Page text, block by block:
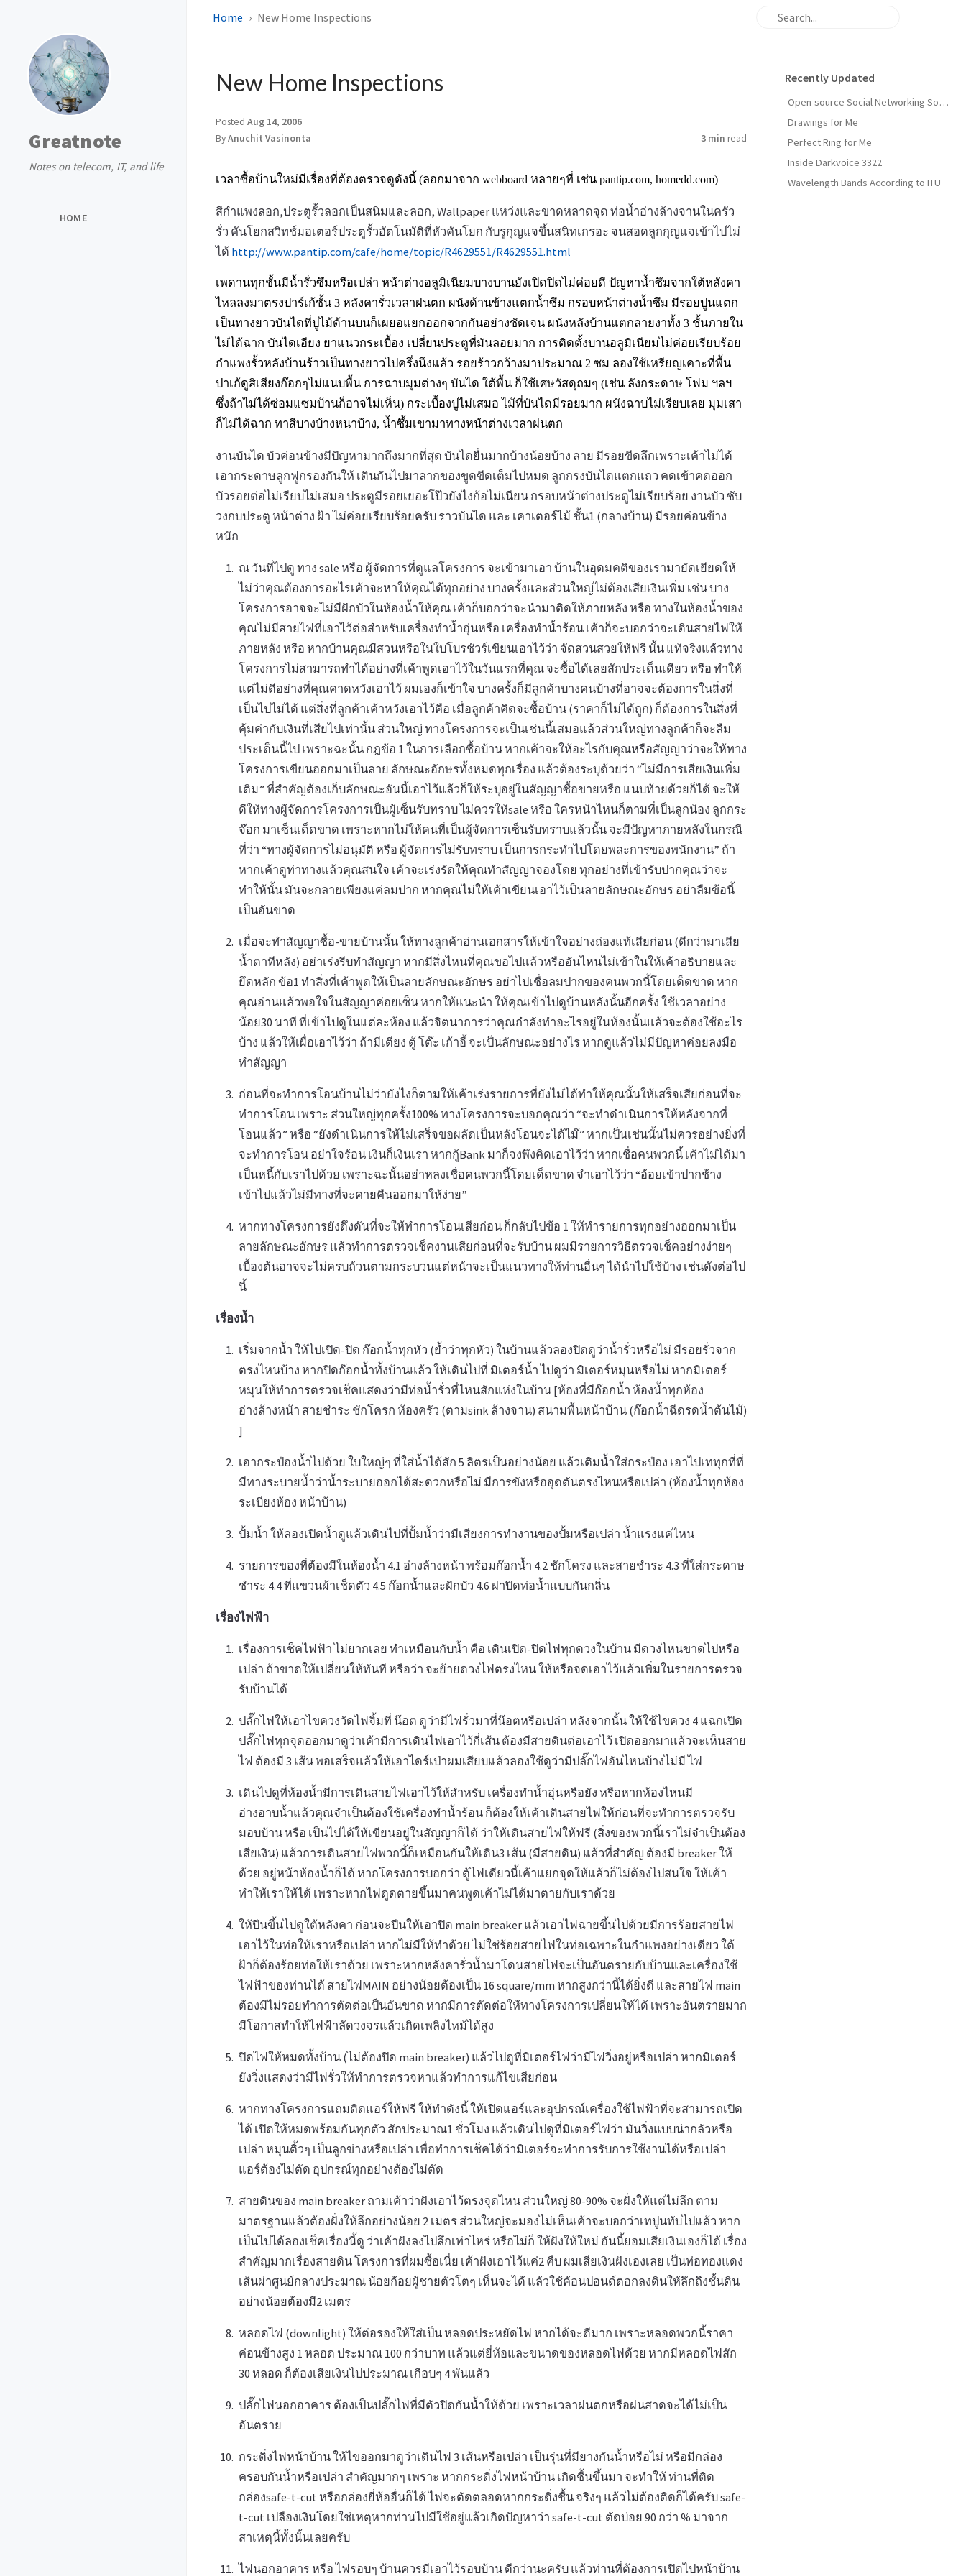
Greatnote
Notes on telecom, IT, and life
HOME
Home New Home Inspections
New Home Inspections
Posted Aug 14, 2006
ByAnuchit Vasinonta 3 min read
เวลาซื้อบ้านใหม่มีเรื่องที่ต้องตรวจดูดังนี้ (ลอกมาจาก webboard หลายๆที่ เช่น pantip.com, homedd.com)
สีกำแพงลอก,ประตูรั้วลอกเป็นสนิมและลอก, Wallpaper แหว่งและขาดหลาดจุด ท่อน้ำอ่างล้างจานในครัว
รั่ว คันโยกสวิทช์มอเตอร์ประตูรั้วอัตโนมัติที่หัวคันโยก กับรูกุญแจขึ้นสนิทเกรอะ จนสอดลูกกุญแจเข้าไปไม่
ได้ http://www.pantip.com/cafe/home/topic/R4629551/R4629551.html
เพดานทุกชั้นมีน้ำรั่วซึมหรือเปล่า หน้าต่างอลูมิเนียมบางบานยังเปิดปิดไม่ค่อยดี ปัญหาน้ำซึมจากใต้หลังคา
ไหลลงมาตรงปาร์เก้ชั้น 3 หลังคารั่วเวลาฝนตก ผนังด้านข้างแตกน้ำซึม กรอบหน้าต่างน้ำซึม มีรอยปูนแตก
เป็นทางยาวบันไดที่ปูไม้ด้านบนก็เผยอแยกออกจากกันอย่างชัดเจน ผนังหลังบ้านแตกลายงาทั้ง 3 ชั้นภายใน
ไม่ได้ฉาก บันไดเอียง ยาแนวกระเบื้อง เปลี่ยนประตูที่มันลอยมาก การติดตั้งบานอลูมิเนียมไม่ค่อยเรียบร้อย
กำแพงรั้วหลังบ้านร้าวเป็นทางยาวไปครึ่งนึงแล้ว รอยร้าวกว้างมาประมาณ 2 ซม ลองใช้เหรียญเคาะที่พื้น
ปาเก้ดูสิเสียงก๊อกๆไม่แนบพื้น การฉาบมุมต่างๆ บันได ใต้พื้น ก็ใช้เศษวัสดุถมๆ (เช่น ลังกระดาษ โฟม ฯลฯ
ซึ่งถ้าไม่ได้ซ่อมแซมบ้านก็อาจไม่เห็น) กระเบื้องปูไม่เสมอ ไม้ที่บันไดมีรอยมาก ผนังฉาบไม่เรียบเลย มุมเสา
ก็ไม่ได้ฉาก ทาสีบางบ้างหนาบ้าง, น้ำซึ้มเขามาทางหน้าต่างเวลาฝนตก
งานบันได บัวค่อนข้างมีปัญหามากถึงมากที่สุด บันไดยื่นมากบ้างน้อยบ้าง ลาย มีรอยขีดลึกเพราะเค้าไม่ได้
เอากระดาษลูกฟูกรองกันให้ เดินกันไปมาลากของขูดขีดเต็มไปหมด ลูกกรงบันไดแตกแถว คดเข้าคดออก
บัวรอยต่อไม่เรียบไม่เสมอ ประตูมีรอยเยอะโป๊วยังไงก้อไม่เนียน กรอบหน้าต่างประตูไม่เรียบร้อย งานบัว ซับ
วงกบประตู หน้าต่าง ฝ้า ไม่ค่อยเรียบร้อยครับ ราวบันได และ เคาเตอร์ไม้ ชั้น1 (กลางบ้าน) มีรอยค่อนข้าง
หนัก
ณ วันที่ไปดู ทาง sale หรือ ผู้จัดการที่ดูแลโครงการ จะเข้ามาเอา บ้านในอุดมคติของเรามายัดเยียดให้
ไม่ว่าคุณต้องการอะไรเค้าจะหาให้คุณได้ทุกอย่าง บางครั้งและส่วนใหญ่ไม่ต้องเสียเงินเพิ่ม เช่น บาง
โครงการอาจจะไม่มีฝักบัวในห้องน้ำให้คุณ เค้าก็บอกว่าจะนำมาติดให้ภายหลัง หรือ ทางในห้องน้ำของ
คุณไม่มีสายไฟที่เอาไว้ต่อสำหรับเครื่องทำน้ำอุ่นหรือ เครื่องทำน้ำร้อน เค้าก็จะบอกว่าจะเดินสายไฟให้
ภายหลัง หรือ หากบ้านคุณมีสวนหรือในใบโบรชัวร์เขียนเอาไว้ว่า จัดสวนสวยให้ฟรี นั้น แท้จริงแล้วทาง
โครงการไม่สามารถทำได้อย่างที่เค้าพูดเอาไว้ในวันแรกที่คุณ จะซื้อได้เลยสักประเด็นเดียว หรือ ทำให้
แต่ไม่ดีอย่างที่คุณคาดหวังเอาไว้ ผมเองก็เข้าใจ บางครั้งก็มีลูกค้าบางคนบ้างที่อาจจะต้องการในสิ่งที่
เป็นไปไม่ได้ แต่สิ่งที่ลูกค้าเค้าหวังเอาไว้คือ เมื่อลูกค้าคิดจะซื้อบ้าน (ราคาก็ไม่ได้ถูก) ก็ต้องการในสิ่งที่
คุ้มค่ากับเงินที่เสียไปเท่านั้น ส่วนใหญ่ ทางโครงการจะเป็นเช่นนี้เสมอแล้วส่วนใหญ่ทางลูกค้าก็จะลืม
ประเด็นนี้ไป เพราะฉะนั้น กฎข้อ 1 ในการเลือกซื้อบ้าน หากเค้าจะให้อะไรกับคุณหรือสัญญาว่าจะให้ทาง
โครงการเขียนออกมาเป็นลาย ลักษณะอักษรทั้งหมดทุกเรื่อง แล้วต้องระบุด้วยว่า “ไม่มีการเสียเงินเพิ่ม
เติม” ที่สำคัญต้องเก็บลักษณะอันนี้เอาไว้แล้วก็ให้ระบุอยู่ในสัญญาซื้อขายหรือ แนบท้ายด้วยก็ได้ จะให้
ดีให้ทางผู้จัดการโครงการเป็นผู้เซ็นรับทราบ ไม่ควรให้sale หรือ ใครหน้าไหนก็ตามที่เป็นลูกน้อง ลูกกระ
จ๊อก มาเซ็นเด็ดขาด เพราะหากไม่ให้คนที่เป็นผู้จัดการเซ็นรับทราบแล้วนั้น จะมีปัญหาภายหลังในกรณี
ที่ว่า “ทางผู้จัดการไม่อนุมัติ หรือ ผู้จัดการไม่รับทราบ เป็นการกระทำไปโดยพละการของพนักงาน” ถ้า
หากเค้าดูท่าทางแล้วคุณสนใจ เค้าจะเร่งรัดให้คุณทำสัญญาจองโดย ทุกอย่างที่เข้ารับปากคุณว่าจะ
ทำให้นั้น มันจะกลายเพียงแค่ลมปาก หากคุณไม่ให้เค้าเขียนเอาไว้เป็นลายลักษณะอักษร อย่าลืมข้อนี้
เป็นอันขาด
เมื่อจะทำสัญญาซื้อ-ขายบ้านนั้น ให้ทางลูกค้าอ่านเอกสารให้เข้าใจอย่างถ่องแท้เสียก่อน (ดีกว่ามาเสีย
น้ำตาทีหลัง) อย่าเร่งรีบทำสัญญา หากมีสิ่งไหนที่คุณขอไปแล้วหรืออันไหนไม่เข้าในให้เค้าอธิบายและ
ยึดหลัก ข้อ1 ทำสิ่งที่เค้าพูดให้เป็นลายลักษณะอักษร อย่าไปเชื่อลมปากของคนพวกนี้โดยเด็ดขาด หาก
คุณอ่านแล้วพอใจในสัญญาค่อยเซ็น หากให้แนะนำ ให้คุณเข้าไปดูบ้านหลังนั้นอีกครั้ง ใช้เวลาอย่าง
น้อย30 นาที ที่เข้าไปดูในแต่ละห้อง แล้วจิตนาการว่าคุณกำลังทำอะไรอยู่ในห้องนั้นแล้วจะต้องใช้อะไร
บ้าง แล้วให้เผื่อเอาไว้ว่า ถ้ามีเตียง ตู้ โต๊ะ เก้าอี้ จะเป็นลักษณะอย่างไร หากดูแล้วไม่มีปัญหาค่อยลงมือ
ทำสัญญา
ก่อนที่จะทำการโอนบ้านไม่ว่ายังไงก็ตามให้เค้าเร่งรายการที่ยังไม่ได้ทำให้คุณนั้นให้เสร็จเสียก่อนที่จะ
ทำการโอน เพราะ ส่วนใหญ่ทุกครั้ง100% ทางโครงการจะบอกคุณว่า “จะทำดำเนินการให้หลังจากที่
โอนแล้ว” หรือ “ยังดำเนินการให้ไม่เสร็จขอผลัดเป็นหลังโอนจะได้ไม๊” หากเป็นเช่นนั้นไม่ควรอย่างยิ่งที่
จะทำการโอน อย่าใจร้อน เงินก็เงินเรา หากกู้Bank มาก็จงพึงคิดเอาไว้ว่า หากเชื่อคนพวกนี้ เค้าไม่ได้มา
เป็นหนี้กับเราไปด้วย เพราะฉะนั้นอย่าหลงเชื่อคนพวกนี้โดยเด็ดขาด จำเอาไว้ว่า “อ้อยเข้าปากช้าง
เข้าไปแล้วไม่มีทางที่จะคายคืนออกมาให้ง่าย”
หากทางโครงการยังดึงดันที่จะให้ทำการโอนเสียก่อน ก็กลับไปข้อ 1 ให้ทำรายการทุกอย่างออกมาเป็น
ลายลักษณะอักษร แล้วทำการตรวจเช็คงานเสียก่อนที่จะรับบ้าน ผมมีรายการวิธีตรวจเช็คอย่างง่ายๆ
เบื้องต้นอาจจะไม่ครบถ้วนตามกระบวนแต่หน้าจะเป็นแนวทางให้ท่านอื่นๆ ได้นำไปใช้บ้าง เช่นดังต่อไป
นี้
เรื่องน้ำ
เริ่มจากน้ำ ให้ไปเปิด-ปิด ก๊อกน้ำทุกหัว (ย้ำว่าทุกหัว) ในบ้านแล้วลองปิดดูว่าน้ำรั่วหรือไม่ มีรอยรั่วจาก
ตรงไหนบ้าง หากปิดก๊อกน้ำทั้งบ้านแล้ว ให้เดินไปที่ มิเตอร์น้ำ ไปดูว่า มิเตอร์หมุนหรือไม่ หากมิเตอร์
หมุนให้ทำการตรวจเช็คแสดงว่ามีท่อน้ำรั่วที่ไหนสักแห่งในบ้าน [ห้องที่มีก๊อกน้ำ ห้องน้ำทุกห้อง
อ่างล้างหน้า สายชำระ ชักโครก ห้องครัว (ตามsink ล้างจาน) สนามพื้นหน้าบ้าน (ก๊อกน้ำฉีดรดน้ำต้นไม้)
]
เอากระป๋องน้ำไปด้วย ใบใหญ่ๆ ที่ใส่น้ำได้สัก 5 ลิตรเป็นอย่างน้อย แล้วเติมน้ำใส่กระป๋อง เอาไปเททุกที่ที่
มีทางระบายน้ำว่าน้ำระบายออกได้สะดวกหรือไม่ มีการขังหรืออุดตันตรงไหนหรือเปล่า (ห้องน้ำทุกห้อง
ระเบียงห้อง หน้าบ้าน)
ปั้มน้ำ ให้ลองเปิดน้ำดูแล้วเดินไปที่ปั้มน้ำว่ามีเสียงการทำงานของปั้มหรือเปล่า น้ำแรงแค่ไหน
รายการของที่ต้องมีในห้องน้ำ 4.1 อ่างล้างหน้า พร้อมก๊อกน้ำ 4.2 ชักโครง และสายชำระ 4.3 ที่ใส่กระดาษ
ชำระ 4.4 ที่แขวนผ้าเช็ดตัว 4.5 ก๊อกน้ำและฝักบัว 4.6 ฝาปิดท่อน้ำแบบกันกลิ่น
เรื่องไฟฟ้า
เรื่องการเช็คไฟฟ้า ไม่ยากเลย ทำเหมือนกับน้ำ คือ เดินเปิด-ปิดไฟทุกดวงในบ้าน มีดวงไหนขาดไปหรือ
เปล่า ถ้าขาดให้เปลี่ยนให้ทันที หรือว่า จะย้ายดวงไฟตรงไหน ให้หรือจดเอาไว้แล้วเพิ่มในรายการตรวจ
รับบ้านได้
ปลั๊กไฟให้เอาไขควงวัดไฟจิ้มที่ น๊อต ดูว่ามีไฟรั่วมาที่น๊อตหรือเปล่า หลังจากนั้น ให้ใช้ไขควง 4 แฉกเปิด
ปลั๊กไฟทุกจุดออกมาดูว่าเค้ามีการเดินไฟเอาไว้กี่เส้น ต้องมีสายดินต่อเอาไว้ เปิดออกมาแล้วจะเห็นสาย
ไฟ ต้องมี 3 เส้น พอเสร็จแล้วให้เอาไดร์เป่าผมเสียบแล้วลองใช้ดูว่ามีปลั๊กไฟอันไหนบ้างไม่มี ไฟ
เดินไปดูที่ห้องน้ำมีการเดินสายไฟเอาไว้ให้สำหรับ เครื่องทำน้ำอุ่นหรือยัง หรือหากห้องไหนมี
อ่างอาบน้ำแล้วคุณจำเป็นต้องใช้เครื่องทำน้ำร้อน ก็ต้องให้เค้าเดินสายไฟให้ก่อนที่จะทำการตรวจรับ
มอบบ้าน หรือ เป็นไปได้ให้เขียนอยู่ในสัญญาก็ได้ ว่าให้เดินสายไฟให้ฟรี (สิ่งของพวกนี้เราไม่จำเป็นต้อง
เสียเงิน) แล้วการเดินสายไฟพวกนี้ก็เหมือนกันให้เดิน3 เส้น (มีสายดิน) แล้วที่สำคัญ ต้องมี breaker ให้
ด้วย อยู่หน้าห้องน้ำก็ได้ หากโครงการบอกว่า ตู้ไฟเดียวนี้เค้าแยกจุดให้แล้วก็ไม่ต้องไปสนใจ ให้เค้า
ทำให้เราให้ได้ เพราะหากไฟดูดตายขึ้นมาคนพูดเค้าไม่ได้มาตายกับเราด้วย
ให้ปีนขึ้นไปดูใต้หลังคา ก่อนจะปีนให้เอาปิด main breaker แล้วเอาไฟฉายขึ้นไปด้วยมีการร้อยสายไฟ
เอาไว้ในท่อให้เราหรือเปล่า หากไม่มีให้ทำด้วย ไม่ใช่ร้อยสายไฟในท่อเฉพาะในกำแพงอย่างเดียว ใต้
ฝ้าก็ต้องร้อยท่อให้เราด้วย เพราะหากหลังคารั่วน้ำมาโดนสายไฟจะเป็นอันตรายกับบ้านและเครื่องใช้
ไฟฟ้าของท่านได้ สายไฟMAIN อย่างน้อยต้องเป็น 16 square/mm หากสูงกว่านี้ได้ยิ่งดี และสายไฟ main
ต้องมีไม่รอยทำการตัดต่อเป็นอันขาด หากมีการตัดต่อให้ทางโครงการเปลี่ยนให้ได้ เพราะอันตรายมาก
มีโอกาสทำให้ไฟฟ้าลัดวงจรแล้วเกิดเพลิงไหม้ได้สูง
ปิดไฟให้หมดทั้งบ้าน (ไม่ต้องปิด main breaker) แล้วไปดูที่มิเตอร์ไฟว่ามีไฟวิ่งอยู่หรือเปล่า หากมิเตอร์
ยังวิ่งแสดงว่ามีไฟรั่วให้ทำการตรวจหาแล้วทำการแก้ไขเสียก่อน
หากทางโครงการแถมติดแอร์ให้ฟรี ให้ทำดังนี้ ให้เปิดแอร์และอุปกรณ์เครื่องใช้ไฟฟ้าที่จะสามารถเปิด
ได้ เปิดให้หมดพร้อมกันทุกตัว สักประมาณ1 ชั่วโมง แล้วเดินไปดูที่มิเตอร์ไฟว่า มันวิ่งแบบน่ากลัวหรือ
เปล่า หมุนติ้วๆ เป็นลูกข่างหรือเปล่า เพื่อทำการเช็คได้ว่ามิเตอร์จะทำการรับการใช้งานได้หรือเปล่า
แอร์ต้องไม่ตัด อุปกรณ์ทุกอย่างต้องไม่ตัด
สายดินของ main breaker ถามเค้าว่าฝังเอาไว้ตรงจุดไหน ส่วนใหญ่ 80-90% จะฝั่งให้แต่ไม่ลึก ตาม
มาตรฐานแล้วต้องฝั่งให้ลึกอย่างน้อย 2 เมตร ส่วนใหญ่จะมองไม่เห็นเค้าจะบอกว่าเทปูนทับไปแล้ว หาก
เป็นไปได้ลองเช็คเรื่องนี้ดู ว่าเค้าฝังลงไปลึกเท่าไหร่ หรือไม่ก็ ให้ฝังให้ใหม่ อันนี้ยอมเสียเงินเองก็ได้ เรื่อง
สำคัญมากเรื่องสายดิน โครงการที่ผมซื้อเนี่ย เค้าฝังเอาไว้แค่2 คืบ ผมเสียเงินฝังเองเลย เป็นท่อทองแดง
เส้นผ่าศูนย์กลางประมาณ น้อยก้อยผู้ชายตัวโตๆ เห็นจะได้ แล้วใช้ค้อนปอนด์ตอกลงดินให้ลึกถึงชั้นดิน
อย่างน้อยต้องมี2 เมตร
หลอดไฟ (downlight) ให้ต่อรองให้ใส่เป็น หลอดประหยัดไฟ หากได้จะดีมาก เพราะหลอดพวกนี้ราคา
ค่อนข้างสูง 1 หลอด ประมาณ 100 กว่าบาท แล้วแต่ยี่ห้อและขนาดของหลอดไฟด้วย หากมีหลอดไฟสัก
30 หลอด ก็ต้องเสียเงินไปประมาณ เกือบๆ 4 พันแล้ว
ปลั๊กไฟนอกอาคาร ต้องเป็นปลั๊กไฟที่มีตัวปิดกันน้ำให้ด้วย เพราะเวลาฝนตกหรือฝนสาดจะได้ไม่เป็น
อันตราย
กระดิ่งไฟหน้าบ้าน ให้ไขออกมาดูว่าเดินไฟ 3 เส้นหรือเปล่า เป็นรุ่นที่มียางกันน้ำหรือไม่ หรือมีกล่อง
ครอบกันน้ำหรือเปล่า สำคัญมากๆ เพราะ หากกระดิ่งไฟหน้าบ้าน เกิดชื้นขึ้นมา จะทำให้ ท่านที่ติด
กล่องsafe-t-cut หรือกล่องยี่ห้ออื่นก็ได้ ไฟจะตัดตลอดหากกระดิ่งชื้น จริงๆ แล้วไม่ต้องติดก็ได้ครับ safe-
t-cut เปลืองเงินโดยใช่เหตุหากท่านไปมีใช้อยู่แล้วเกิดปัญหาว่า safe-t-cut ตัดบ่อย 90 กว่า % มาจาก
สาเหตุนี้ทั้งนั้นเลยครับ
ไฟนอกอาคาร หรือ ไฟรอบๆ บ้านควรมีเอาไว้รอบบ้าน ดีกว่านะครับ แล้วท่านที่ต้องการเปิดไปหน้าบ้าน
Recently Updated
Open-source Social Networking Software
Drawings for Me
Perfect Ring for Me
Inside Darkvoice 3322
Wavelength Bands According to ITU